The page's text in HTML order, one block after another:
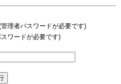
理者パスワードが必要です)
ワードが必要です)